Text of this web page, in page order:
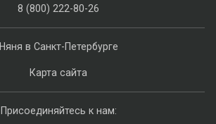
Няня в Санкт-Петербурге
Карта сайта
8 (800) 222-80-26
Присоединяйтесь к нам: